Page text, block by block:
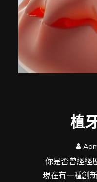
植
你是否曾經經
現在有一種創